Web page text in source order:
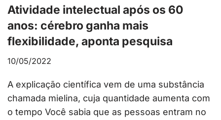
Atividade intelectual após os 60
anos: cérebro ganha mais
flexibilidade, aponta pesquisa
10/05/2022
A explicação científica vem de uma substância
chamada mielina, cuja quantidade aumenta com
o tempo Você sabia que as pessoas entram no